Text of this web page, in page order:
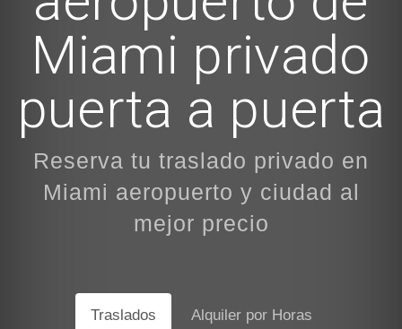
Miami privado
puerta a puerta
Reserva tu traslado privado en
Miami aeropuerto y ciudad al
mejor precio
Traslados Alquiler por Horas